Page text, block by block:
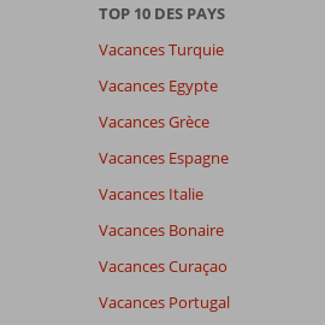
sur
avis.
Note totale
Basé sur:
5
8,6
Recommandé
Expériences
TOP 10 DES PAYS
Vacances Turquie
Vacances Egypte
Vacances Grèce
Vacances Espagne
Vacances Italie
Vacances Bonaire
Vacances Curaçao
Vacances Portugal